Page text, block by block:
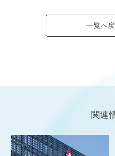
一覧へ
関連